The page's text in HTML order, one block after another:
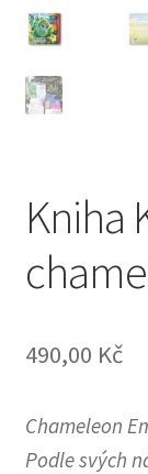
Kniha
490,00 Kč
Chameleon
Podle svých